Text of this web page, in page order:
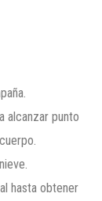
alcanzar punto
hasta obtener